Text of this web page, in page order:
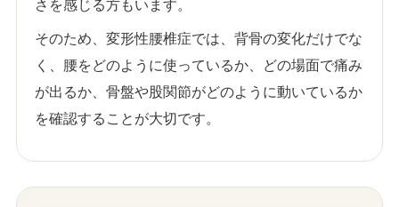
さを感じる方もいます。
そのため、変形性腰椎症では、背骨の変化だけでな
く、腰をどのように使っているか、どの場面で痛み
が出るか、骨盤や股関節がどのように動いているか
を確認することが大切です。